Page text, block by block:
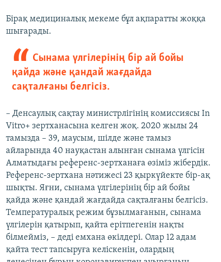
Бірақ медициналық мекеме бұл ақпаратты жоққа
шығарады.
Сынама үлгілерінің бір ай бойы
қайда және қандай жағдайда
сақталғаны белгісіз.
– Денсаулық сақтау министрлігінің комиссиясы In
Vitro+ зертханасына келген жоқ. 2020 жылы 24
тамызда – 39, маусым, шілде және тамыз
айларында 40 науқастан алынған сынама үлгісін
Алматыдағы референс-зертханаға өзіміз жібердік.
Референс-зертхана нәтижесі 23 қыркүйекте бір-ақ
шықты. Яғни, сынама үлгілерінің бір ай бойы
қайда және қандай жағдайда сақталғаны белгісіз.
Температуралық режим бұзылмағанын, сынама
үлгілерін қатырып, қайта ерітпегенін нақты
білмейміз, – деді емхана өкілдері. Олар 12 адам
қайта тест тапсыруға келіскенін, олардың